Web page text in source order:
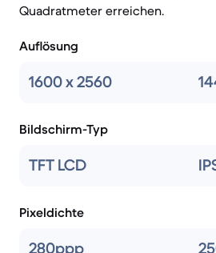
Quadratmeter erreichen.
Auflösung
1600 x 2560
Bildschirm-Typ
TFT LCD
Pixeldichte
280ppp